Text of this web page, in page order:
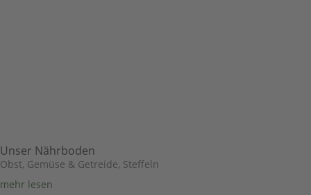
Unser Nährboden
Obst, Gemüse & Getreide, Steffeln
mehr lesen